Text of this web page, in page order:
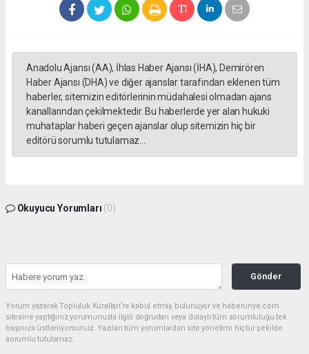
Anadolu Ajansı (AA), İhlas Haber Ajansı (İHA), Demirören
Haber Ajansı (DHA) ve diğer ajanslar tarafından eklenen tüm
haberler, sitemizin editörlerinin müdahalesi olmadan ajans
kanallarından çekilmektedir. Bu haberlerde yer alan hukuki
muhataplar haberi geçen ajanslar olup sitemizin hiç bir
editörü sorumlu tutulamaz...
Okuyucu Yorumları (0)
Gönder
Yorum yazarak Topluluk Kuralları’nı kabul etmiş bulunuyor ve haberunye.com
sitesine yaptığınız yorumunuzla ilgili doğrudan veya dolaylı tüm sorumluluğu tek
başınıza üstleniyorsunuz. Yazılan tüm yorumlardan site yönetimi hiçbir şekilde
sorumlu tutulamaz.